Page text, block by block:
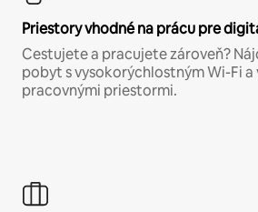
Priestory vhodné na prácu pre
Cestujete a pracujete zároveň?
pobyt s vysokorýchlostným Wi-Fi a
pracovnými priestormi.